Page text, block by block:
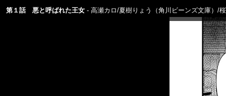
第１話 悪と呼ばれた王女 高瀬カロ/夏樹りょう（角川ビーンズ文庫）/